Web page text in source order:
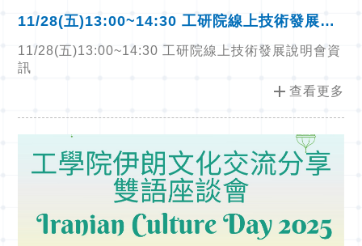
11/28(五)13:00~14:30 工研院線上技術發展說
明會資訊
11/28(五)13:00~14:30 工研院線上技術發展說明會資
訊
add 查看更多